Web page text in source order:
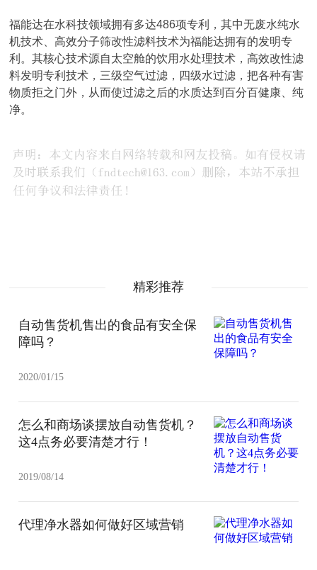
福能达在水科技领域拥有多达486项专利，其中无废水纯水
机技术、高效分子筛改性滤料技术为福能达拥有的发明专
利。其核心技术源自太空舱的饮用水处理技术，高效改性滤
料发明专利技术，三级空气过滤，四级水过滤，把各种有害
物质拒之门外，从而使过滤之后的水质达到百分百健康、纯
净。
精彩推荐
自动售货机售出的食品有安全保
障吗？
2020/01/15
怎么和商场谈摆放自动售货机？
这4点务必要清楚才行！
2019/08/14
代理净水器如何做好区域营销